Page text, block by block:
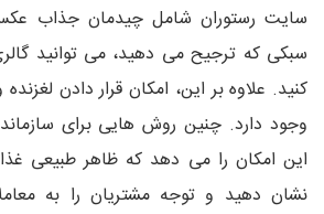
سایت رستوران شامل چیدمان جذاب
سبکی که ترجیح می دهید، می توانید
کنید. علاوه بر این، امکان قرار دادن
وجود دارد. چنین روش هایی برای
این امکان را می دهد که ظاهر طبیعی
نشان دهید و توجه مشتریان را به